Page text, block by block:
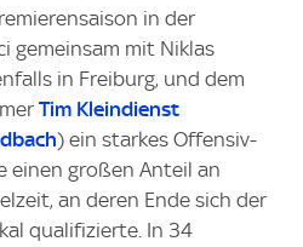
in der
gemeinsam mit Niklas
in Freiburg, und dem
Tim Kleindienst
) ein starkes Offensiv-
einen großen Anteil an
an deren Ende sich der
qualifizierte. In 34